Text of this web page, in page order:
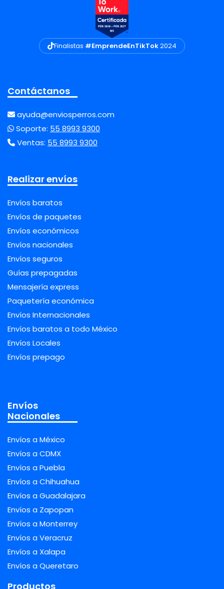
Finalistas #EmprendeEnTikTok2024
Contáctanos
ayuda@enviosperros.com
Soporte: 55 8993 9300
Ventas: 55 8993 9300
Realizar envíos
Envíos baratos
Envíos de paquetes
Envíos económicos
Envíos nacionales
Envíos seguros
Guías prepagadas
Mensajería express
Paquetería económica
Envíos Internacionales
Envíos baratos a todo México
Envíos Locales
Envíos prepago
Envíos
Nacionales
Envíos a México
Envíos a CDMX
Envíos a Puebla
Envíos a Chihuahua
Envíos a Guadalajara
Envíos a Zapopan
Envíos a Monterrey
Envíos a Veracruz
Envíos a Xalapa
Envíos a Queretaro
Productos